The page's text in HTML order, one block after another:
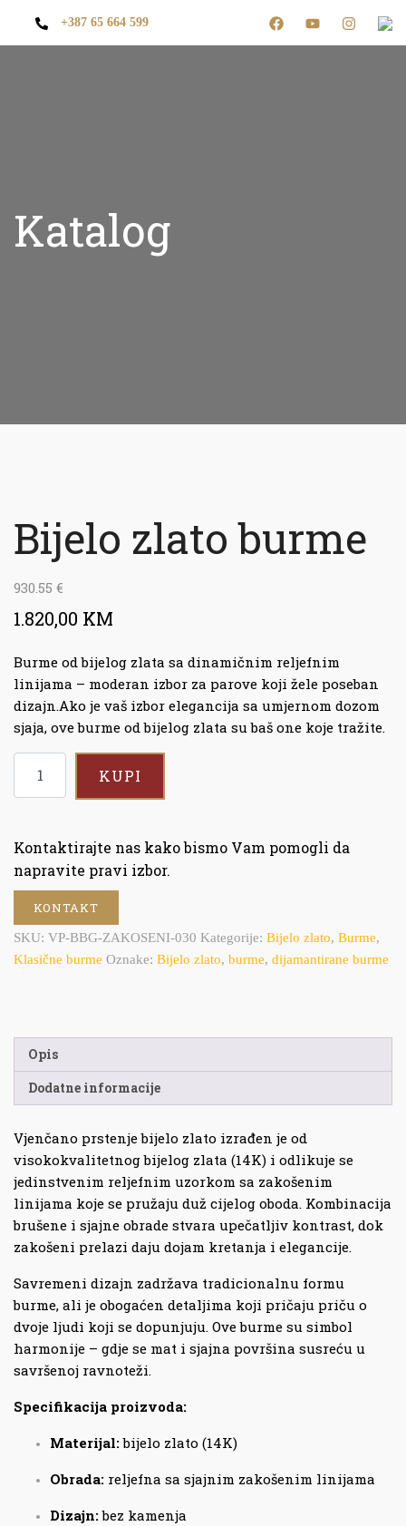
+387 65 664 599
Katalog
Bijelo zlato burme
930.55 €
1.820,00 KM
Burme od bijelog zlata sa dinamičnim reljefnim
linijama – moderan izbor za parove koji žele poseban
dizajn.Ako je vaš izbor elegancija sa umjernom dozom
sjaja, ove burme od bijelog zlata su baš one koje tražite.
KUPI
Kontaktirajte nas kako bismo Vam pomogli da
napravite pravi izbor.
KONTAKT
SKU: VP-BBG-ZAKOSENI-030 Kategorije: Bijelo zlato, Burme,
Klasične burme Oznake: Bijelo zlato, burme, dijamantirane burme
Opis
Dodatne informacije
Vjenčano prstenje bijelo zlato izrađen je od
visokokvalitetnog bijelog zlata (14K) i odlikuje se
jedinstvenim reljefnim uzorkom sa zakošenim
linijama koje se pružaju duž cijelog oboda. Kombinacija
brušene i sjajne obrade stvara upečatljiv kontrast, dok
zakošeni prelazi daju dojam kretanja i elegancije.
Savremeni dizajn zadržava tradicionalnu formu
burme, ali je obogaćen detaljima koji pričaju priču o
dvoje ljudi koji se dopunjuju. Ove burme su simbol
harmonije – gdje se mat i sjajna površina susreću u
savršenoj ravnoteži.
Specifikacija proizvoda:
Materijal:bijelo zlato (14K)
Obrada: reljefna sa sjajnim zakošenim linijama
Dizajn:bez kamenja